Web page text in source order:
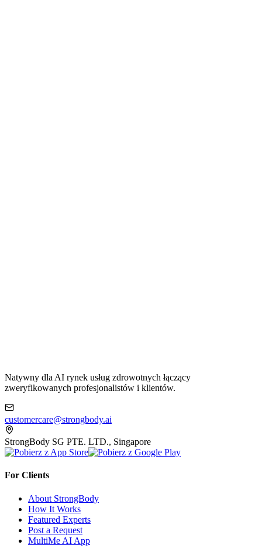
Natywny dla AI rynek usług zdrowotnych łączący
zweryfikowanych profesjonalistów i klientów.
customercare@strongbody.ai
StrongBody SG PTE. LTD., Singapore
For Clients
About StrongBody
How It Works
Featured Experts
Post a Request
MultiMe AI App